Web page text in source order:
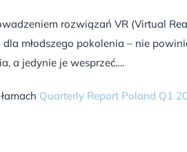
rozwiązań VR (Virtual
młodszego pokolenia – nie
a jedynie je wesprzeć….
Quarterly Report Poland Q1